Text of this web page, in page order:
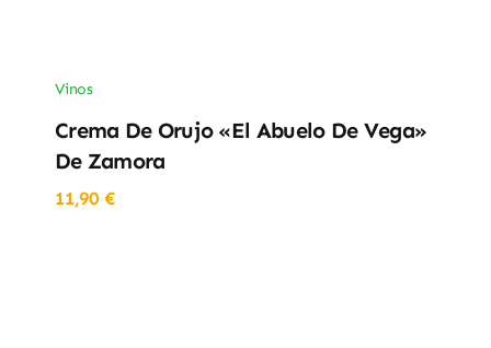
Vinos
Crema De Orujo «El Abuelo De Vega»
De Zamora
11,90 €